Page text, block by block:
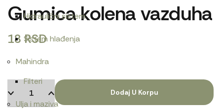
Hidraulični sistem
Sistem hlađenja
Mahindra
Filteri
Ulja i maziva
Gumica kolena vazduha
18RSD
Dodaj U Korpu